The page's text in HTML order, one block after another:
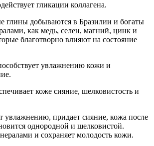
гликации коллагена.
глины добываются в Бразилии и богаты
как медь, селен, магний, цинк и
благотворно влияют на состояние
увлажнению кожи и
коже сияние, шелковистость и
увлажнению, придает сияние, кожа после
однородной и шелковистой.
и сохраняет молодость кожи.